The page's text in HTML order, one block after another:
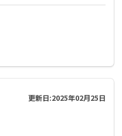
更新日:2025年02月25日